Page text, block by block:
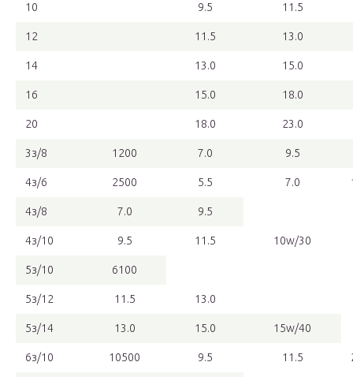
10 9.5 11.5
12 11.5 13.0
14 13.0 15.0
16 15.0 18.0
20 18.0 23.0
3з/8 1200 7.0 9.5
4з/6 2500 5.5 7.0
4з/8 7.0 9.5
4з/10 9.5 11.5 10w/30
5з/10 6100
5з/12 11.5 13.0
5з/14 13.0 15.0 15w/40
6з/10 10500 9.5 11.5